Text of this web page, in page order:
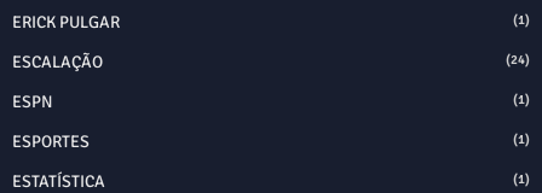
ERICK PULGAR (1)
ESCALAÇÃO (24)
ESPN (1)
ESPORTES (1)
ESTATÍSTICA (1)